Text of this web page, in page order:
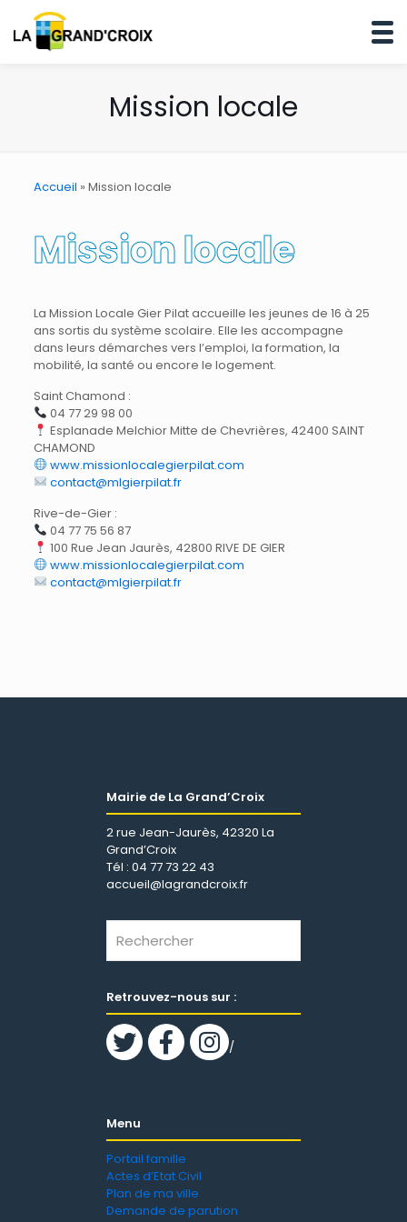
Mission locale
Accueil » Mission locale
Mission locale
La Mission Locale Gier Pilat accueille les jeunes de 16 à 25
ans sortis du système scolaire. Elle les accompagne
dans leurs démarches vers l’emploi, la formation, la
mobilité, la santé ou encore le logement.
Saint Chamond :
04 77 29 98 00
Esplanade Melchior Mitte de Chevrières, 42400 SAINT
CHAMOND
www.missionlocalegierpilat.com
contact@mlgierpilat.fr
Rive-de-Gier :
04 77 75 56 87
100 Rue Jean Jaurès, 42800 RIVE DE GIER
www.missionlocalegierpilat.com
contact@mlgierpilat.fr
Mairie de La Grand’Croix
2 rue Jean-Jaurès, 42320 La
Grand’Croix
Tél : 04 77 73 22 43
accueil@lagrandcroix.fr
Retrouvez-nous sur :
/
Menu
Portail famille
Actes d’Etat Civil
Plan de ma ville
Demande de parution